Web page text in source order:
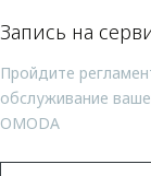
Запись на
Пройдите
обслуживание
OMODA